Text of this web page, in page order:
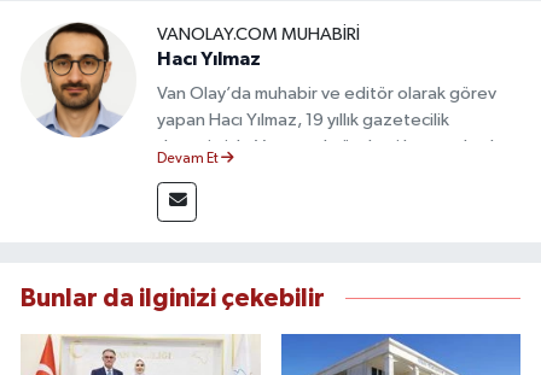
VANOLAY.COM MUHABIRI
Hacı Yılmaz
Van Olay’da muhabir ve editör olarak görev
yapan Hacı Yılmaz, 19 yıllık gazetecilik
deneyimiyle Van yerel gündemi başta olmak
takip etmektedir. Editoryal sürece katkı sunan
Yılmaz, tarafsızlık, doğruluk ve etik ilkeler
bilgilendirmektedir.
Devam Et
Bunlar da ilginizi çekebilir